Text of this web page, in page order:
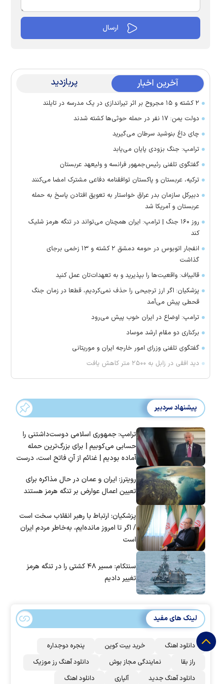
آخرین اخبار پربازدید
۲ کشته و ۱۵ مجروح بر اثر تیراندازی در یک مدرسه در تایلند
دولت یمن: ۱۷ نفر در حمله حوثی‌ها کشته شدند
چای داغ بنوشید سرطان می‌گیرید
ترامپ: جنگ بزودی پایان می‌یابد
گفتگوی تلفنی رئیس‌جمهور فرانسه و ولیعهد عربستان
ترکیه، عربستان و پاکستان توافقنامه دفاعی مشترک امضا می‌کنند
دبیرکل سازمان بدر عراق خواستار به تعویق افتادن پاسخ به حمله
عربستان و آمریکا شد
روز ۱۶۰ جنگ | ترامپ: ایران همچنان می‌تواند در تنگه هرمز شلیک
کند
انفجار اتوبوس در حومه دمشق ۲ کشته و ۱۳ زخمی برجای
گذاشت
قالیباف: واقعیت‌ها را بپذیرید و به تعهدات‌تان عمل کنید
پزشکیان: اگر ارز ترجیحی را حذف نمی‌کردیم، قطعا در زمان جنگ
قحطی پیش می‌آمد
ترامپ: اوضاع در ایران خوب پیش می‌رود
برکناری دو مقام ارشد موساد
گفتگوی تلفنی وزرای امور خارجه ایران و موریتانی
دید افقی در زابل به ۲۵۰۰ متر کاهش یافت
پیشنهاد سردبیر
ترامپ: جمهوری اسلامی دوست‌داشتنی را
حسابی می‌کوبیم | برای بزرگ‌ترین حمله
آماده بودیم | غنائم از آنِ فاتح است، درست
رویترز: ایران و عمان در حال مذاکره برای
تعیین اعمال عوارض بر تنگه هرمز هستند
پزشکیان: ارتباط با رهبر انقلاب سخت است
/ اگر تا امروز مانده‌ایم، به‌خاطر مردم ایران
است
سنتکام: مسیر ۴۸ کشتی را در تنگه هرمز
تغییر دادیم
لینک های مفید
دانلود اهنگ خرید بیت کوین
پنجره دوجداره
راز بقا
نمایندگی مجاز بوش
دانلود آهنگ رز‌ موزیک
دانلود آهنگ جدید
آلپاری دانلود اهنگ